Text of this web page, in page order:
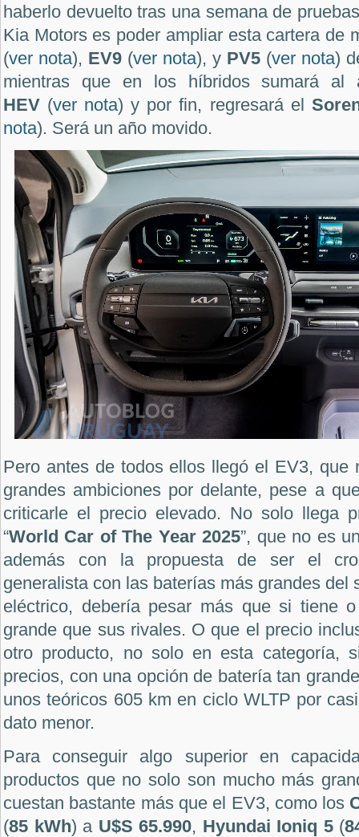
haberlo devuelto tras una semana de
Kia Motors es poder ampliar esta cartera de
(ver nota), EV9 (ver nota), y PV5 (ver nota)
mientras que en los híbridos sumará al
HEV (ver nota) y por fin, regresará el
nota). Será un año movido.
Pero antes de todos ellos llegó el EV3, que
grandes ambiciones por delante, pese a
criticarle el precio elevado. No solo llega
“World Car of The Year 2025”, que no es
además con la propuesta de ser el
generalista con las baterías más grandes del
eléctrico, debería pesar más que si tiene
grande que sus rivales. O que el precio
otro producto, no solo en esta categoría,
precios, con una opción de batería tan
unos teóricos 605 km en ciclo WLTP por
dato menor.
Para conseguir algo superior en
productos que no solo son mucho más
cuestan bastante más que el EV3, como los
(85 kWh) a U$S 65.990, Hyundai Ioniq 5 (